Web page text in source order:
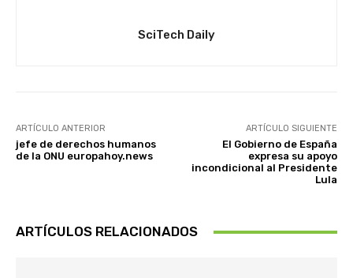
SciTech Daily
ARTÍCULO ANTERIOR
jefe de derechos humanos
de la ONU europahoy.news
ARTÍCULO SIGUIENTE
El Gobierno de España
expresa su apoyo
incondicional al Presidente
Lula
ARTÍCULOS RELACIONADOS